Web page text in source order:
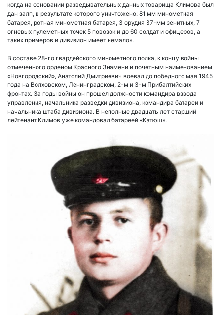
когда на основании разведывательных данных товарища Климова был
дан залп, в результате которого уничтожено: 81 мм минометная
батарея, ротная минометная батарея, 3 орудия 37-мм зенитных, 7
огневых пулеметных точек 5 повозок и до 60 солдат и офицеров, а
таких примеров и дивизион имеет немало».
В составе 28-го гвардейского минометного полка, к концу войны
отмеченного орденом Красного Знамени и почетным наименованием
«Новгородский», Анатолий Дмитриевич воевал до победного мая 1945
года на Волховском, Ленинградском, 2-м и 3-м Прибалтийских
фронтах. За годы войны он прошел должности командира взвода
управления, начальника разведки дивизиона, командира батареи и
начальника штаба дивизиона. В неполные двадцать лет старший
лейтенант Климов уже командовал батареей «Катюш».